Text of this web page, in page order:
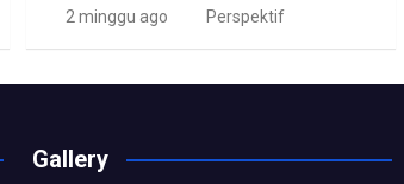
2 minggu ago Perspektif
Gallery